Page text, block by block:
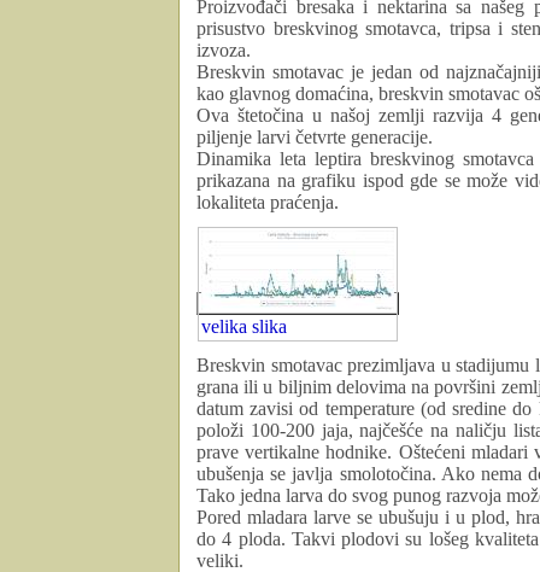
Proizvođači bresaka i nektarina sa
prisustvo breskvinog smotavca, tripsa i
izvoza.
Breskvin smotavac je jedan od
kao glavnog domaćina, breskvin smotavac
Ova štetočina u našoj zemlji razvija 4
piljenje larvi četvrte generacije.
Dinamika leta leptira breskvinog
prikazana na grafiku ispod gde se može
lokaliteta praćenja.
velika slika
Breskvin smotavac prezimljava u
grana ili u biljnim delovima na površini
datum zavisi od temperature (od sredine
položi 100-200 jaja, najčešće na naličju
prave vertikalne hodnike. Oštećeni
ubušenja se javlja smolotočina. Ako nema
Tako jedna larva do svog punog razvoja
Pored mladara larve se ubušuju i u plod,
do 4 ploda. Takvi plodovi su lošeg
veliki.